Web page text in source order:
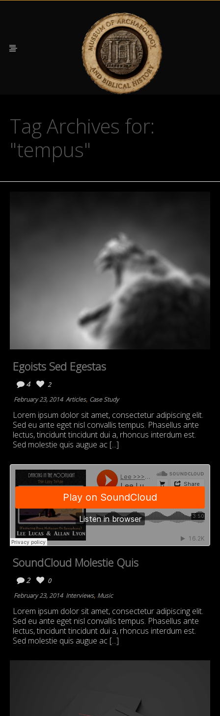
Tag Archives for:
"tempus"
Egoists Sed Egestas
4
2
February 23, 2014 Articles, Case Study
Lorem ipsum dolor sit amet, consectetur adipiscing elit.
Sed eu ante eget nisl convallis tempus. Phasellus ante
lectus, tincidunt tincidunt dui a, rhoncus interdum est.
Sed molestie quis augue ac [...]
SoundCloud Molestie Quis
2
0
February 23, 2014 Interviews, Music
Lorem ipsum dolor sit amet, consectetur adipiscing elit.
Sed eu ante eget nisl convallis tempus. Phasellus ante
lectus, tincidunt tincidunt dui a, rhoncus interdum est.
Sed molestie quis augue ac [...]